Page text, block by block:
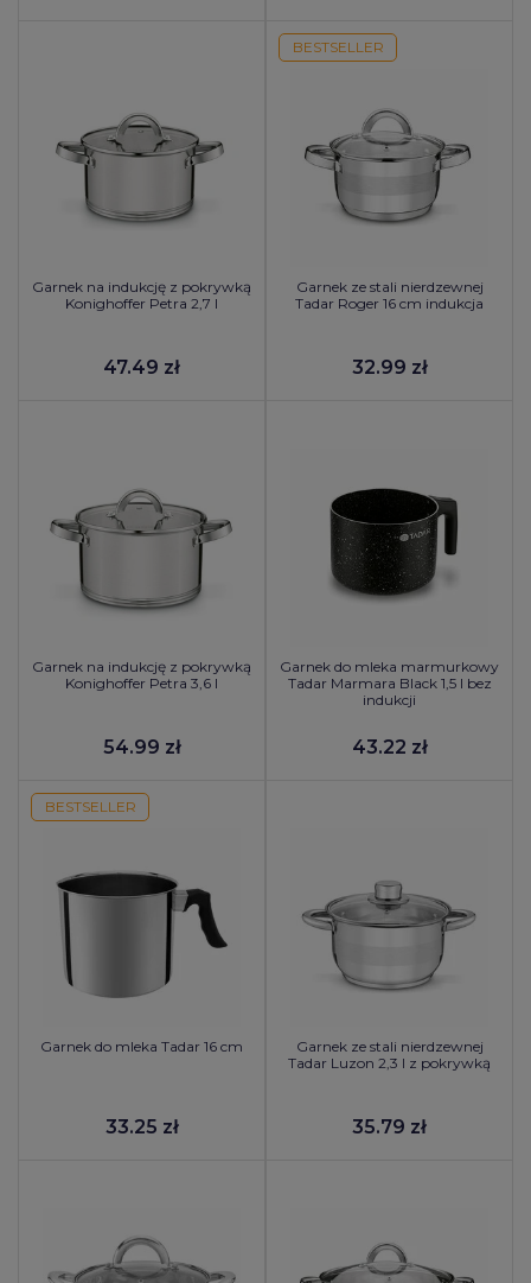
Garnek na indukcję z pokrywką
Konighoffer Petra 2,7 l
47.49 zł
BESTSELLER
Garnek ze stali nierdzewnej
Tadar Roger 16 cm indukcja
32.99 zł
Garnek na indukcję z pokrywką
Konighoffer Petra 3,6 l
54.99 zł
Garnek do mleka marmurkowy
Tadar Marmara Black 1,5 l bez
indukcji
43.22 zł
BESTSELLER
Garnek do mleka Tadar 16 cm
33.25 zł
Garnek ze stali nierdzewnej
Tadar Luzon 2,3 l z pokrywką
35.79 zł